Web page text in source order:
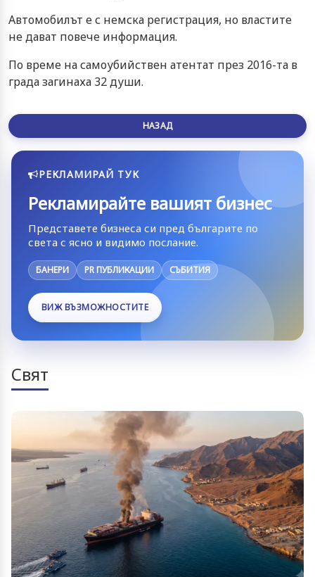
Автомобилът е с немска регистрация, но властите
не дават повече информация.
По време на самоубийствен атентат през 2016-та в
града загинаха 32 души.
НАЗАД
РЕКЛАМИРАЙ ТУК
Рекламирайте вашият бизнес
Представете бизнеса си пред българите по
света с ясно и видимо послание.
БАНЕРИ PR ПУБЛИКАЦИИ СЪБИТИЯ
ВИЖ ВЪЗМОЖНОСТИТЕ
Свят